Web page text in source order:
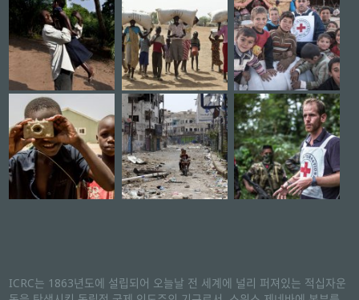
ICRC는 1863년도에 설립되어 오늘날 전 세계에 널리 퍼져있는 적십자운